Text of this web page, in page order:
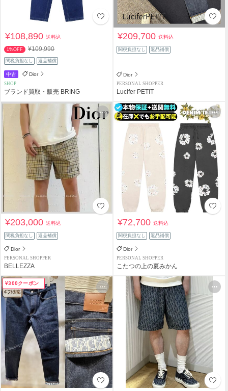
¥108,890送料込
1%OFF ¥109,990
関税負担なし 返品補償
中古 Dior
SHOP
ブランド買取・販売 BRING
¥209,700送料込
関税負担なし 返品補償
Dior
PERSONAL SHOPPER
Lucifer PETIT
¥203,000送料込
関税負担なし 返品補償
Dior
PERSONAL SHOPPER
BELLEZZA
¥72,700送料込
関税負担なし 返品補償
Dior
PERSONAL SHOPPER
こたつの上の夏みかん
¥300クーポン